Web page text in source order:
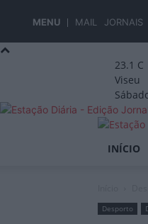
MENU MAIL JORNAIS
23.1 C
Viseu
INÍCIO
Desporto